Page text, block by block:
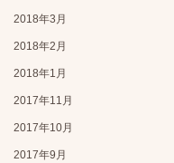
2018年3月
2018年2月
2018年1月
2017年11月
2017年10月
2017年9月